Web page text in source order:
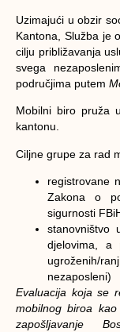
Uzimajući u obzir
Kantona, Služba je
cilju približavanja
svega
područjima putem
Mobilni biro pruža
kantonu.
Ciljne grupe za rad
registrovane
Zakona o
sigurnosti
stanovništvo
djelovima, a
ugroženih/
nezaposleni)
Evaluacija koja se
mobilnog biroa
zapošljavanje